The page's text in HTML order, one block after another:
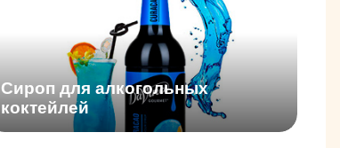
Сироп для алкогольных
коктейлей